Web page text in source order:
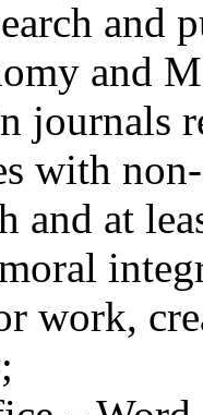
and
and
journals
with
and at
work,